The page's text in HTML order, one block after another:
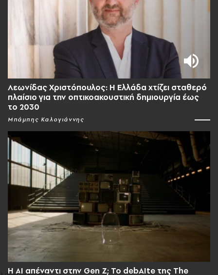
Λεωνίδας Χριστόπουλος: Η Ελλάδα χτίζει σταθερό
πλαίσιο για την οπτικοακουστική δημιουργία έως
το 2030
Μπάμπης Καλογιάννης
Η AI απέναντι στην Gen Z; Το debAIte της The